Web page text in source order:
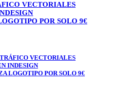
VECTORIALES
POR SOLO 9€
VECTORIALES
INDESIGN
LOGOTIPO POR SOLO 9€